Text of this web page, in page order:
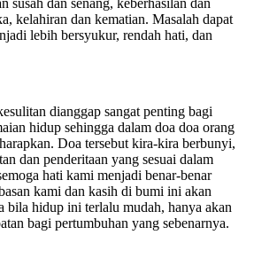
kelahiran dan kematian. Masalah dapat
lebih bersyukur, rendah hati, dan
dianggap sangat penting bagi
hidup sehingga dalam doa doa orang
Doa tersebut kira-kira berbunyi,
dan penderitaan yang sesuai dalam
hati kami menjadi benar-benar
kami dan kasih di bumi ini akan
bila hidup ini terlalu mudah, hanya akan
bagi pertumbuhan yang sebenarnya.